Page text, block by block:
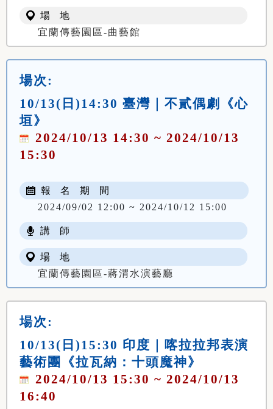
場 地
宜蘭傳藝園區-曲藝館
場次:
10/13(日)14:30 臺灣｜不貳偶劇《心
垣》
2024/10/13 14:30 ~ 2024/10/13
15:30
報 名 期 間
2024/09/02 12:00 ~ 2024/10/12 15:00
講 師
場 地
宜蘭傳藝園區-蔣渭水演藝廳
場次:
10/13(日)15:30 印度｜喀拉拉邦表演
藝術團《拉瓦納：十頭魔神》
2024/10/13 15:30 ~ 2024/10/13
16:40